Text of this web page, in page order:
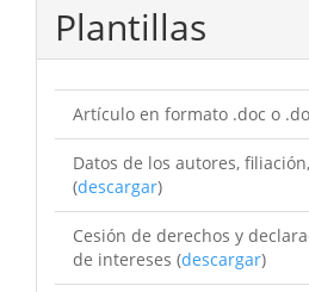
Plantillas
Artículo en formato .doc o
Datos de los autores,
(descargar)
Cesión de derechos y
de intereses (descargar)